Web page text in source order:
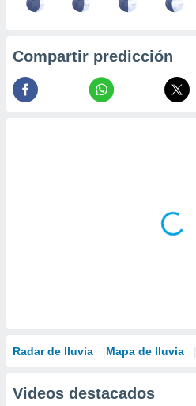
Compartir predicción
Radar de lluvia Mapa de lluvia
Videos destacados